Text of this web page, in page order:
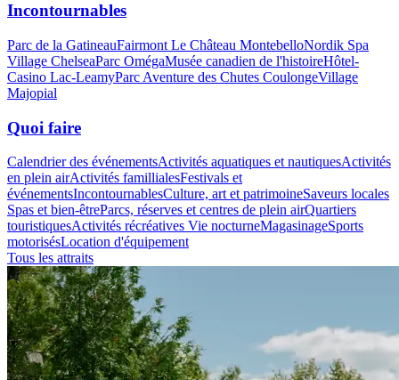
Incontournables
Parc de la GatineauFairmont Le Château MontebelloNordik Spa
Village ChelseaParc OmégaMusée canadien de l'histoireHôtel-
Casino Lac-LeamyParc Aventure des Chutes CoulongeVillage
Majopial
Quoi faire
Calendrier des événementsActivités aquatiques et nautiquesActivités
en plein airActivités famillialesFestivals et
événementsIncontournablesCulture, art et patrimoineSaveurs locales
Spas et bien-êtreParcs, réserves et centres de plein airQuartiers
touristiquesActivités récréatives Vie nocturneMagasinageSports
motorisésLocation d'équipement
Tous les attraits